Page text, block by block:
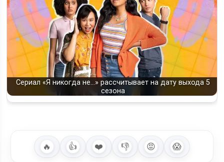
Сериал «Я никогда не…» рассчитывает на дату выхода 5
сезона
🔥 👍 ❤️ 👎 😡 😱